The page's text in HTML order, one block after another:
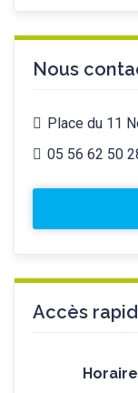
Nous
Place du 11
05 56 62 50
Accès